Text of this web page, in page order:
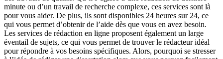
minute ou d’un travail de recherche complexe, ces services sont là
pour vous aider. De plus, ils sont disponibles 24 heures sur 24, ce
qui vous permet d’obtenir de l’aide dès que vous en avez besoin.
Les services de rédaction en ligne proposent également un large
éventail de sujets, ce qui vous permet de trouver le rédacteur idéal
pour répondre à vos besoins spécifiques. Alors, pourquoi se stresser